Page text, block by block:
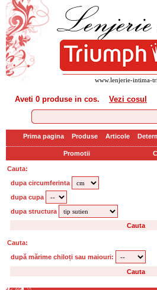
www.lenjerie-intima-
Aveti 0 produse in cos. Vezi cosul
Prima pagina Produse Articole
Promotii
Cauta:
dupa circumferinta
dupa cupa
dupa structura
Cauta:
după mărime chiloți sau maiouri: